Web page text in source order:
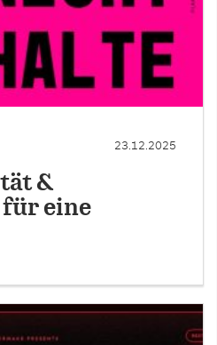
23.12.2025
&
für eine